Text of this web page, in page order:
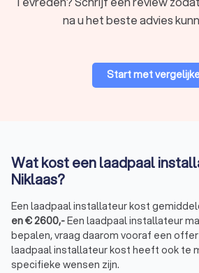
na u het beste advies
Start met
Wat kost een laadpaal
Niklaas?
Een laadpaal installateur kost
en€2600,-Een laadpaal installateur
bepalen, vraag daarom vooraf een
laadpaal installateur kost heeft ook te
specifieke wensen zijn.